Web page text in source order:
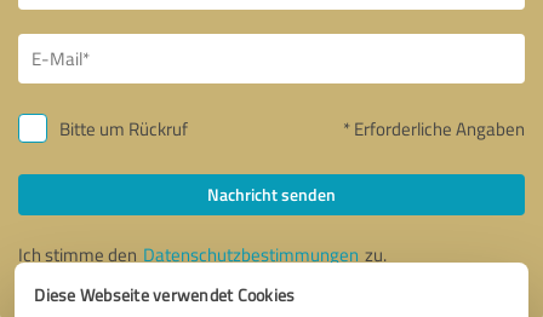
Diese Webseite verwendet Cookies
Bitte um Rückruf * Erforderliche Angaben
Nachricht senden
Ich stimme den Datenschutzbestimmungen zu.